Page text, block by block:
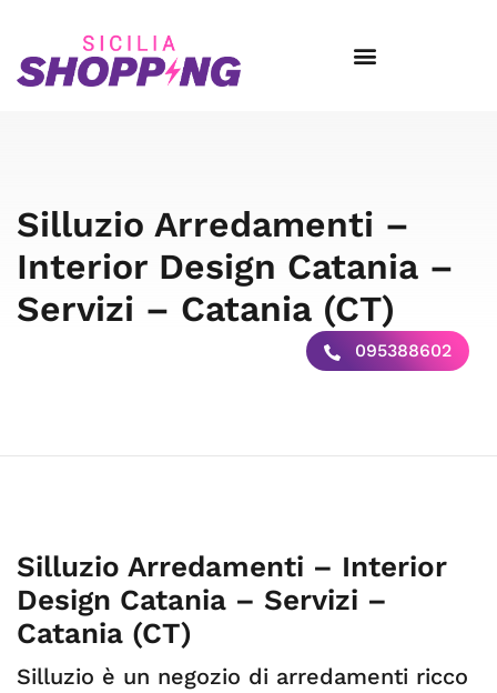
Silluzio Arredamenti –
Interior Design Catania –
Servizi – Catania (CT)
095388602
Silluzio Arredamenti – Interior
Design Catania – Servizi –
Catania (CT)
Silluzio è un negozio di arredamenti ricco